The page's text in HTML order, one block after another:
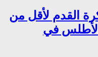
القدم لأقل من
الأطلس في